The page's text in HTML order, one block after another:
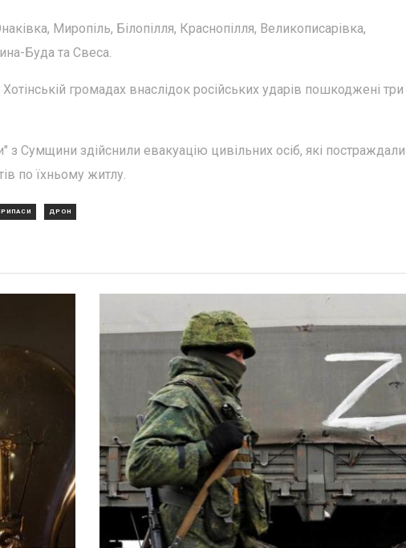
Миропіль, Білопілля, Краснопілля, Великописарівка,
Буда та Свеса.
громадах внаслідок російських ударів пошкоджені три
з Сумщини здійснили евакуацію цивільних осіб, які постраждали
по їхньому житлу.
ДРОН